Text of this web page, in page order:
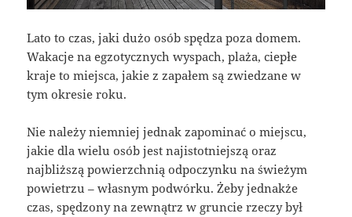
Lato to czas, jaki dużo osób spędza poza domem.
Wakacje na egzotycznych wyspach, plaża, ciepłe
kraje to miejsca, jakie z zapałem są zwiedzane w
tym okresie roku.
Nie należy niemniej jednak zapominać o miejscu,
jakie dla wielu osób jest najistotniejszą oraz
najbliższą powierzchnią odpoczynku na świeżym
powietrzu – własnym podwórku. Żeby jednakże
czas, spędzony na zewnątrz w gruncie rzeczy był